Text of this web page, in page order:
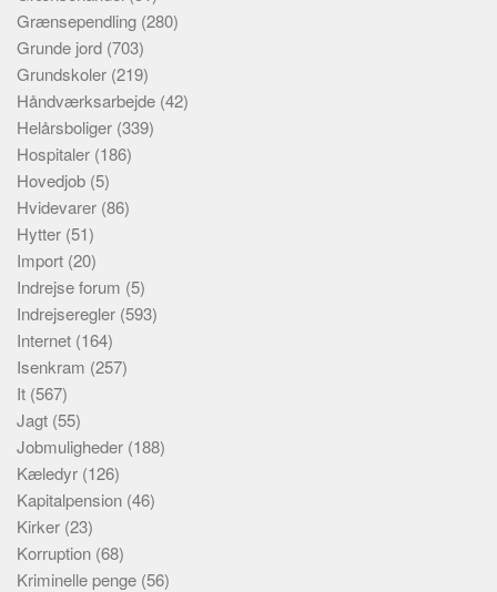
Grænsependling (280)
Grunde jord (703)
Grundskoler (219)
Håndværksarbejde (42)
Helårsboliger (339)
Hospitaler (186)
Hovedjob (5)
Hvidevarer (86)
Hytter (51)
Import (20)
Indrejse forum (5)
Indrejseregler (593)
Internet (164)
Isenkram (257)
It (567)
Jagt (55)
Jobmuligheder (188)
Kæledyr (126)
Kapitalpension (46)
Kirker (23)
Korruption (68)
Kriminelle penge (56)